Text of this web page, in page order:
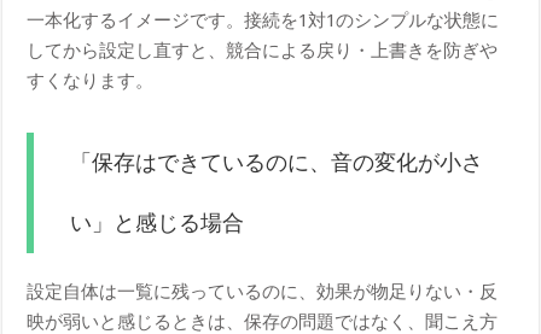
一本化するイメージです。接続を1対1のシンプルな状態に
してから設定し直すと、競合による戻り・上書きを防ぎや
すくなります。
「保存はできているのに、音の変化が小さ
い」と感じる場合
設定自体は一覧に残っているのに、効果が物足りない・反
映が弱いと感じるときは、保存の問題ではなく、聞こえ方